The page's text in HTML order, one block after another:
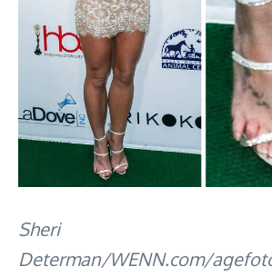
Sheri
Determan/WENN.com/